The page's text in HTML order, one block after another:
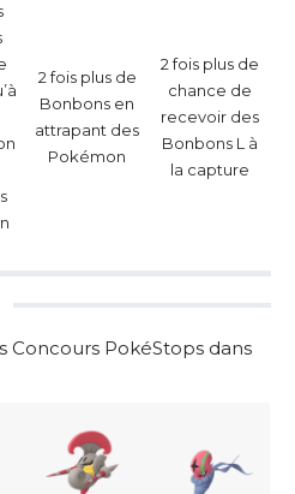
2 fois plus de
Bonbons en
attrapant des
Pokémon
2 fois plus de
chance de
recevoir des
Bonbons L à
la capture
Concours PokéStops dans